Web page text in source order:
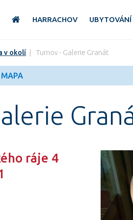
HARRACHOV UBYTOVÁNÍ
v okolí Turnov - Galerie Granát
MAPA
ráje 4